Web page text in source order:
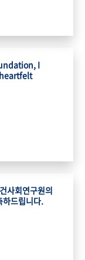
I
사회연구원의
하드립니다.